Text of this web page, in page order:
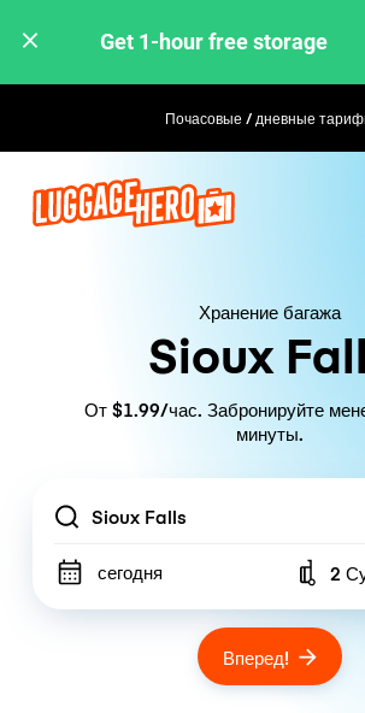
Get 1-hour free storage
Почасовые / дневные
Хранение багажа
Sioux
От $1.99/час. Забронируйте
минуты.
Location
сегодня 2
Вперед!